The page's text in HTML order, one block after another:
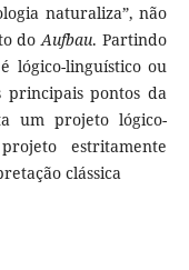
naturaliza”, não
doAufbau. Partindo
lógico-linguístico ou
principais pontos da
um projeto lógico-
estritamente
clássica